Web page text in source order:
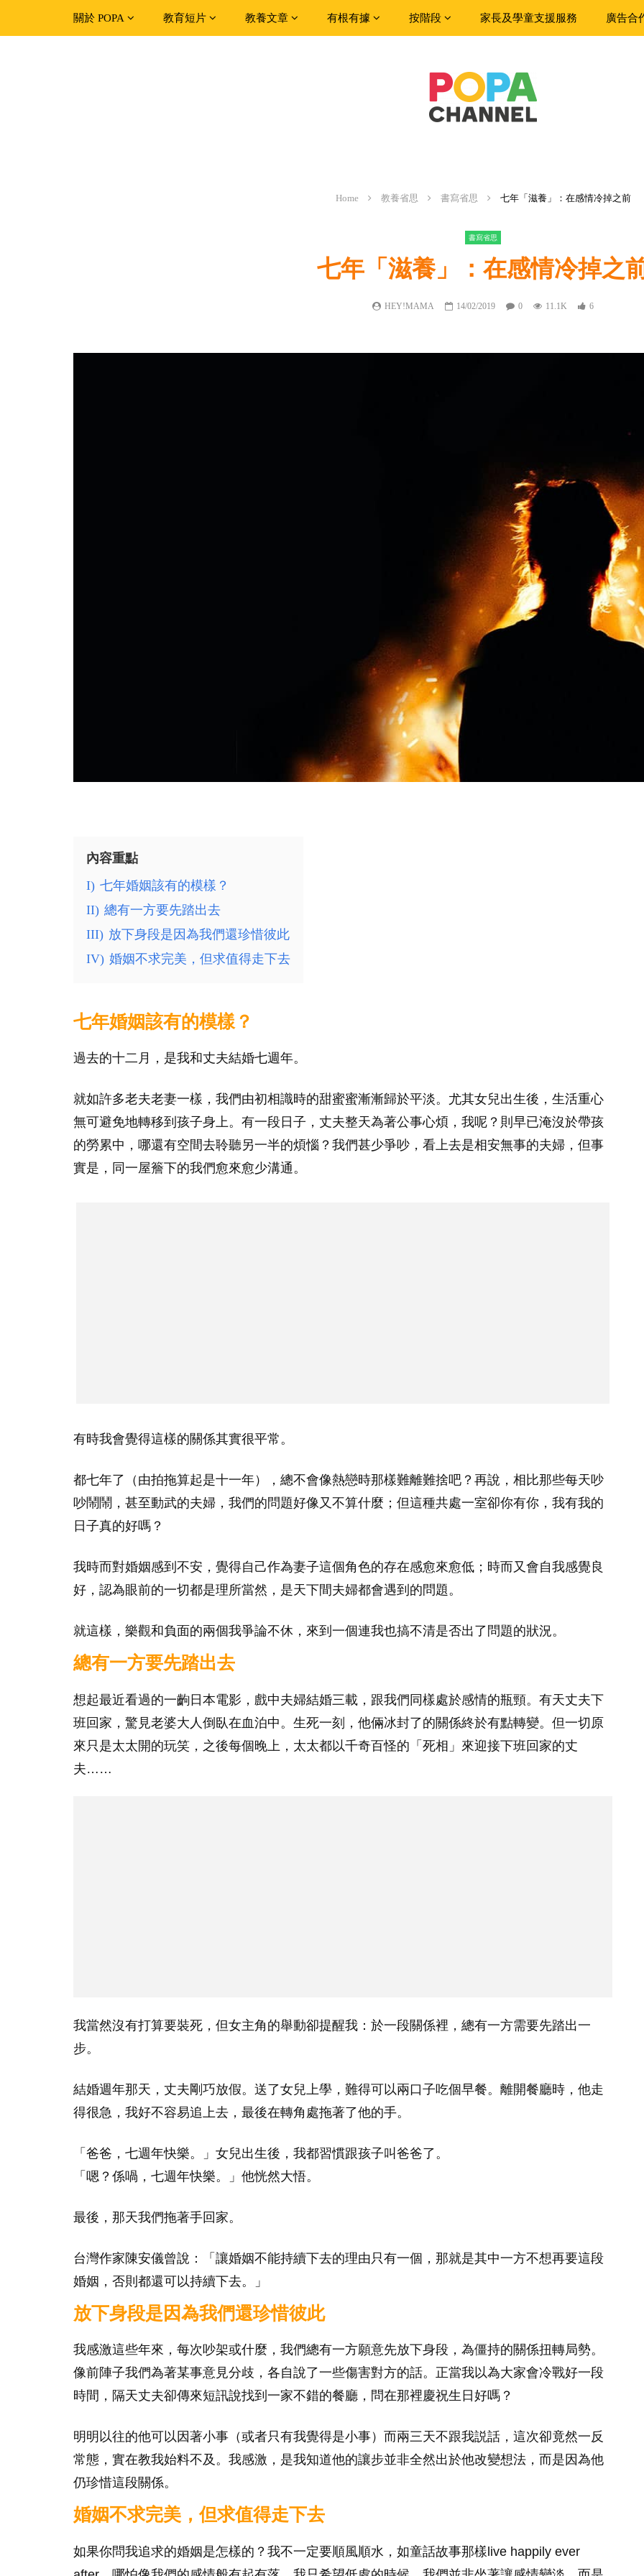
關於 POPA 教育短片 教養文章 有根有據 按階段 家長及學童支援服務 廣告合
Home 教養省思 書寫省思 七年「滋養」：在感情冷掉之前
書寫省思
七年「滋養」：在感情冷掉之
HEY!MAMA 14/02/2019 0 11.1K 6
內容重點
I) 七年婚姻該有的模樣？
II) 總有一方要先踏出去
III) 放下身段是因為我們還珍惜彼此
IV) 婚姻不求完美，但求值得走下去
七年婚姻該有的模樣？
過去的十二月，是我和丈夫結婚七週年。
就如許多老夫老妻一樣，我們由初相識時的甜蜜蜜漸漸歸於平淡。尤其女兒出生後，生活重心
無可避免地轉移到孩子身上。有一段日子，丈夫整天為著公事心煩，我呢？則早已淹沒於帶孩
的勞累中，哪還有空間去聆聽另一半的煩惱？我們甚少爭吵，看上去是相安無事的夫婦，但事
實是，同一屋簷下的我們愈來愈少溝通。
有時我會覺得這樣的關係其實很平常。
都七年了（由拍拖算起是十一年），總不會像熱戀時那樣難離難捨吧？再說，相比那些每天吵
吵鬧鬧，甚至動武的夫婦，我們的問題好像又不算什麼；但這種共處一室卻你有你，我有我的
日子真的好嗎？
我時而對婚姻感到不安，覺得自己作為妻子這個角色的存在感愈來愈低；時而又會自我感覺良
好，認為眼前的一切都是理所當然，是天下間夫婦都會遇到的問題。
就這樣，樂觀和負面的兩個我爭論不休，來到一個連我也搞不清是否出了問題的狀況。
總有一方要先踏出去
想起最近看過的一齣日本電影，戲中夫婦結婚三載，跟我們同樣處於感情的瓶頸。有天丈夫下
班回家，驚見老婆大人倒臥在血泊中。生死一刻，他倆冰封了的關係終於有點轉變。但一切原
來只是太太開的玩笑，之後每個晚上，太太都以千奇百怪的「死相」來迎接下班回家的丈
夫……
我當然沒有打算要裝死，但女主角的舉動卻提醒我：於一段關係裡，總有一方需要先踏出一
步。
結婚週年那天，丈夫剛巧放假。送了女兒上學，難得可以兩口子吃個早餐。離開餐廳時，他走
得很急，我好不容易追上去，最後在轉角處拖著了他的手。
「爸爸，七週年快樂。」女兒出生後，我都習慣跟孩子叫爸爸了。
「嗯？係喎，七週年快樂。」他恍然大悟。
最後，那天我們拖著手回家。
台灣作家陳安儀曾說：「讓婚姻不能持續下去的理由只有一個，那就是其中一方不想再要這段
婚姻，否則都還可以持續下去。」
放下身段是因為我們還珍惜彼此
我感激這些年來，每次吵架或什麼，我們總有一方願意先放下身段，為僵持的關係扭轉局勢。
像前陣子我們為著某事意見分歧，各自說了一些傷害對方的話。正當我以為大家會冷戰好一段
時間，隔天丈夫卻傳來短訊說找到一家不錯的餐廳，問在那裡慶祝生日好嗎？
明明以往的他可以因著小事（或者只有我覺得是小事）而兩三天不跟我説話，這次卻竟然一反
常態，實在教我始料不及。我感激，是我知道他的讓步並非全然出於他改變想法，而是因為他
仍珍惜這段關係。
婚姻不求完美，但求值得走下去
如果你問我追求的婚姻是怎樣的？我不一定要順風順水，如童話故事那樣live happily ever